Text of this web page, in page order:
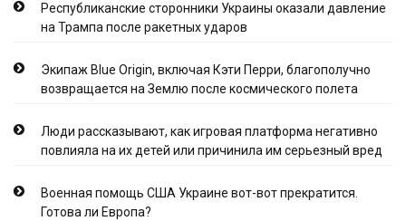
Республиканские сторонники Украины оказали давление
на Трампа после ракетных ударов
Экипаж Blue Origin, включая Кэти Перри, благополучно
возвращается на Землю после космического полета
Люди рассказывают, как игровая платформа негативно
повлияла на их детей или причинила им серьезный вред
Военная помощь США Украине вот-вот прекратится.
Готова ли Европа?